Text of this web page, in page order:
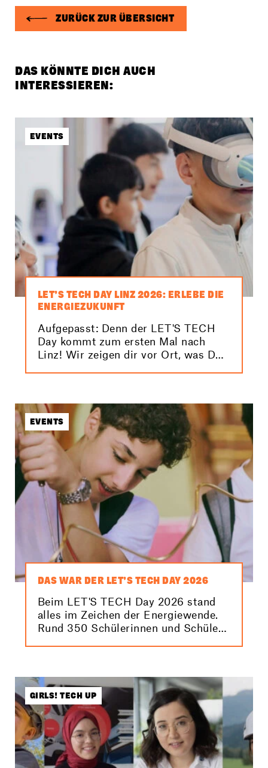
ZURÜCK ZUR ÜBERSICHT
DAS KÖNNTE DICH AUCH
INTERESSIEREN:
EVENTS
LET’S TECH DAY LINZ 2026: ERLEBE DIE
ENERGIEZUKUNFT
Aufgepasst: Denn der LET'S TECH
Day kommt zum ersten Mal nach
Linz! Wir zeigen dir vor Ort, was DU
EVENTS
DAS WAR DER LET’S TECH DAY 2026
Beim LET'S TECH Day 2026 stand
alles im Zeichen der Energiewende.
Rund 350 Schülerinnen und Schüler
beitragen können. Hier findest du die
besten Bilder von der Veranstaltung!
GIRLS! TECH UP